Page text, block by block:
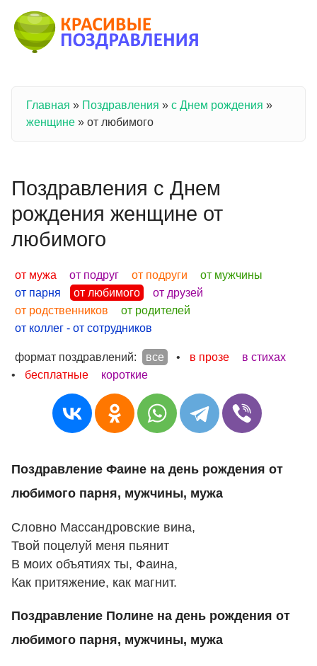
Вы здесь
Главная » Поздравления » с Днем рождения »
женщине » от любимого
Поздравления с Днем
рождения женщине от
любимого
от мужа от подруг от подруги
от мужчины
от парня
от любимого
от друзей
от родственников
от родителей
от коллег - от сотрудников
формат поздравлений: все • в прозе
в стихах
•
бесплатные короткие
Поздравление Фаине на день рождения от
любимого парня, мужчины, мужа
Словно Массандровские вина,
Твой поцелуй меня пьянит
В моих объятиях ты, Фаина,
Как притяжение, как магнит.
Поздравление Полине на день рождения от
любимого парня, мужчины, мужа